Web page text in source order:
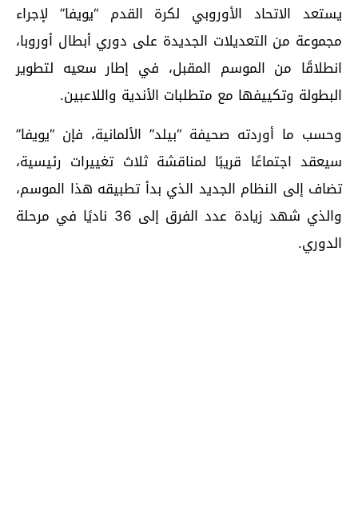
يستعد الاتحاد الأوروبي لكرة القدم “يويفا” لإجراء
مجموعة من التعديلات الجديدة على دوري أبطال أوروبا،
انطلاقًا من الموسم المقبل، في إطار سعيه لتطوير
البطولة وتكييفها مع متطلبات الأندية واللاعبين.
وحسب ما أوردته صحيفة “بيلد” الألمانية، فإن “يويفا”
سيعقد اجتماعًا قريبًا لمناقشة ثلاث تغييرات رئيسية،
تضاف إلى النظام الجديد الذي بدأ تطبيقه هذا الموسم،
والذي شهد زيادة عدد الفرق إلى 36 ناديًا في مرحلة
الدوري.